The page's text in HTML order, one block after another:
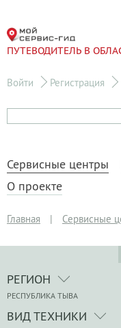
ПУТЕВОДИТЕЛЬ В
Войти Регистрация
Сервисные центры
О проекте
Главная | Сервисные
РЕГИОН
РЕСПУБЛИКА ТЫВА
ВИД ТЕХНИКИ